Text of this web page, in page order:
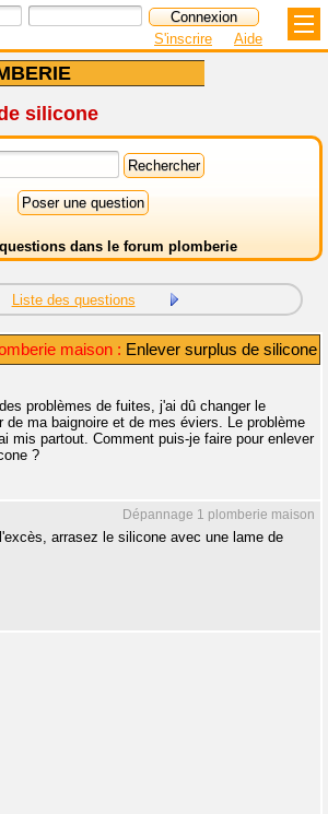
S'inscrire Aide
silicone
questions dans le forum plomberie
Liste des questions
maison : Enlever surplus de silicone
problèmes de fuites, j'ai dû changer le
de ma baignoire et de mes éviers. Le problème
mis partout. Comment puis-je faire pour enlever
?
Dépannage 1 plomberie maison
arrasez le silicone avec une lame de